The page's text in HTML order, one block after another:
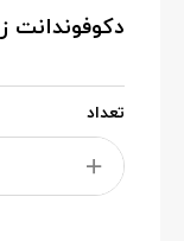
دکوفوندانت زرد گلنان
تعداد